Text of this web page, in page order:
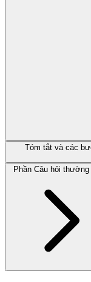
Tóm tắt và các
Phần Câu hỏi thường